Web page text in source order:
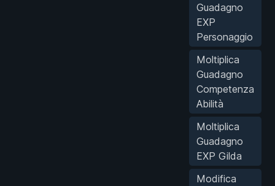
Guadagno
EXP
Personaggio
Moltiplica
Guadagno
Competenza
Abilità
Moltiplica
Guadagno
EXP Gilda
Modifica